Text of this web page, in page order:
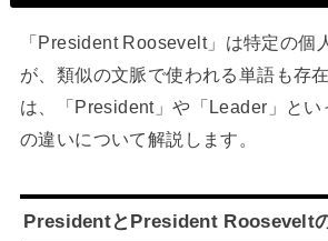
「President Roosevelt」は特定の個
が、類似の文脈で使われる単語も存
は、「President」や「Leader」とい
の違いについて解説します。
PresidentとPresident Roosevelt